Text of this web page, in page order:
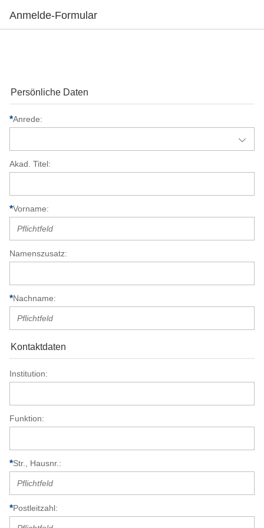
Anmelde-Formular
Persönliche Daten
Anrede
Akad. Titel
Vorname
Namenszusatz
Nachname
Kontaktdaten
Institution
Funktion
Str., Hausnr.
Postleitzahl